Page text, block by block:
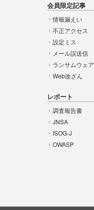
会員限定記事
情報漏えい
不正アクセス
設定ミス
メール誤送信
ランサムウェア
Web改ざん
レポート
調査報告書
JNSA
ISOG-J
OWASP